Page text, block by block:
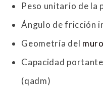
Peso unitario de la
Ángulo de fricción
Geometría del muro
Capacidad
(qadm)